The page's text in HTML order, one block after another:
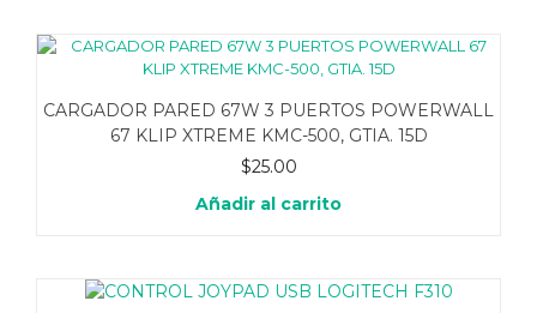
CARGADOR PARED 67W 3 PUERTOS POWERWALL
67 KLIP XTREME KMC-500, GTIA. 15D
$25.00
Añadir al carrito